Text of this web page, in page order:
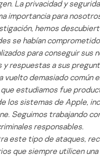
La privacidad y
importancia para
hemos
se habían
para conseguir sus
y respuestas a sus
vuelto demasiado común
estudiamos fue
los sistemas de Apple,
Seguimos trabajando
responsables.
este tipo de ataques,
que siempre utilicen